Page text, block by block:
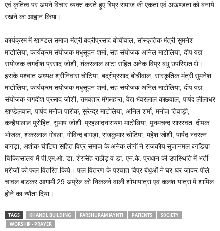
एवं कृतित्व पर अपने विचार व्यक्त करते हुए विप्र समाज की एकता एवं अखण्डता को बनाये
रखने का आह्वान किया।
कार्यक्रम में खाण्डल समाज मंत्री बद्रीप्रसाद बोचीवाल, सांस्कृतिक मंत्री सुमनेश
माटोलिया, कार्यक्रम संयोजक मधुसूदन शर्मा, सह संयोजक अनिल माटोलिया, दीप यज्ञ
संयोजक जगदीश प्रसाद जोशी, शंकरलाल लाटा सहित अनेक विप्र बंधु उपस्थित थे।
इसके पश्चात अध्यक्ष श्रीनिवास चोटिया, बद्रीप्रसाद बोचीवाल, सांस्कृतिक मंत्री सुमनेश
माटोलिया, कार्यक्रम संयोजक मधुसूदन शर्मा, सह संयोजक अनिल माटोलिया, दीप यज्ञ
संयोजक जगदीश प्रसाद जोशी, रामवतार मंगलहारा, वैद्य भंवरलाल काछवाल, पार्षद लीलाधर
खण्डेलवाल, पार्षद मनोज पारीक, सुरेन्द्र माटोलिया, अनिल शर्मा, मनोज तिवाड़ी,
कन्हैयालाल पुरोहित, सुभाष जोशी, प्रहलादनारायण माटोलिया, पूनमचन्द सारस्वत, दीपक
भोजक, शंकरलाल गोवला, गोविन्द बागड़ा, राजकुमार चोटिया, महेश जोशी, पार्षद नवरत्न
बागड़ा, अशोक चोटिया सहित विप्र समाज के अनेक लोगों ने राजकीय सुजानमल बगडिय़ा
चिकित्सालय में पी.एम.ओ. डा. शेरसिंह राठौड़ व डा. एन.के. प्रधान की उपस्थिति में भर्ती
मरीजों को फल वितरित किये। फल वितरण के पश्चात विप्र बंधुओं ने घर-घर जाकर पीले
चावल बांटकर आगामी 29 अप्रेल को निकलने वाली शोभायात्रा एवं कलश यात्रा में शामिल
होने का न्यौता दिया।
TAGS KHANDL BUILDING PARSHURAM JAYNTI PATIENTS
SOCIETY
WORSHIP - PRAYER